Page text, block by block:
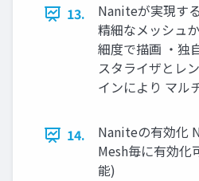
13.
Naniteが実現す
精細なメッシュ
細度で描画 ・独
スタライザとレ
インにより マル
14.
Naniteの有効化
Mesh毎に有効化
能)